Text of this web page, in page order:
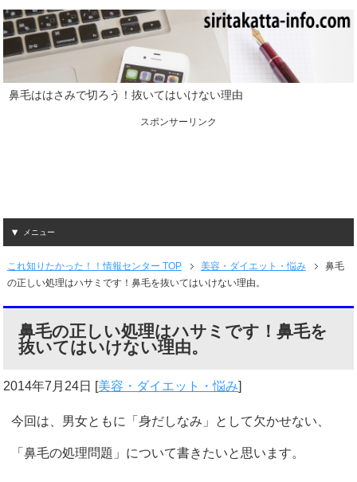
鼻毛ははさみで切ろう！抜いてはいけない理由
スポンサーリンク
メニュー
これ知りたかった！！情報センター TOP 美容・ダイエット・悩み
鼻毛
の正しい処理はハサミです！鼻毛を抜いてはいけない理由。
鼻毛の正しい処理はハサミです！鼻毛を
抜いてはいけない理由。
2014年7月24日 [美容・ダイエット・悩み]
今回は、男女ともに「身だしなみ」として欠かせない、
「鼻毛の処理問題」について書きたいと思います。